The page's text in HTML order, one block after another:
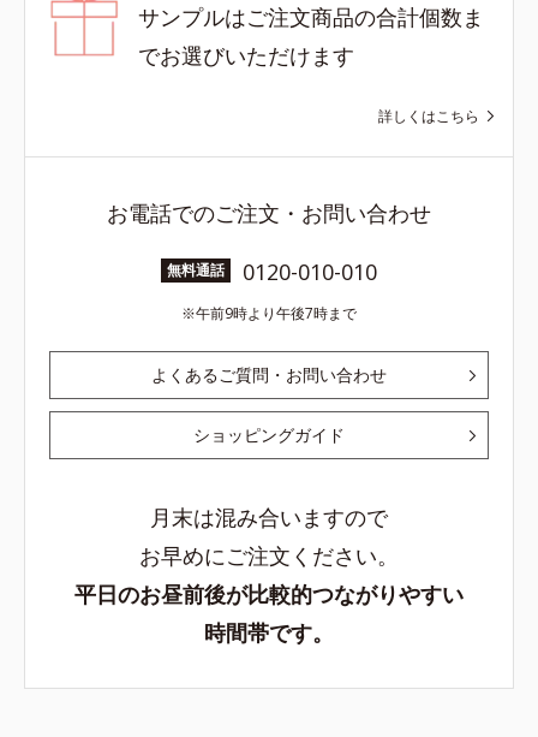
サンプルはご注文商品の合計個数ま
でお選びいただけます
詳しくはこちら
お電話でのご注文・お問い合わせ
無料通話 0120-010-010
午前9時より午後7時まで
よくあるご質問・お問い合わせ
ショッピングガイド
月末は混み合いますので
お早めにご注文ください。
平日のお昼前後が比較的つながりやすい
時間帯です。